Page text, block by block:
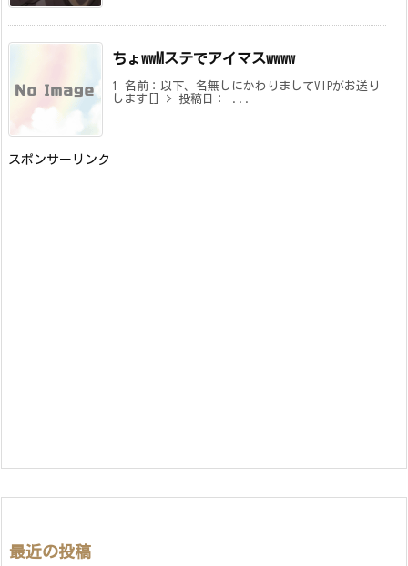
ちょwwMステでアイマスwwww
1 名前：以下、名無しにかわりましてVIPがお送り
します[] > 投稿日： ...
スポンサーリンク
最近の投稿